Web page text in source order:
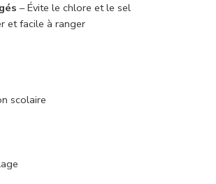
– Évite le chlore et le sel
et facile à ranger
scolaire